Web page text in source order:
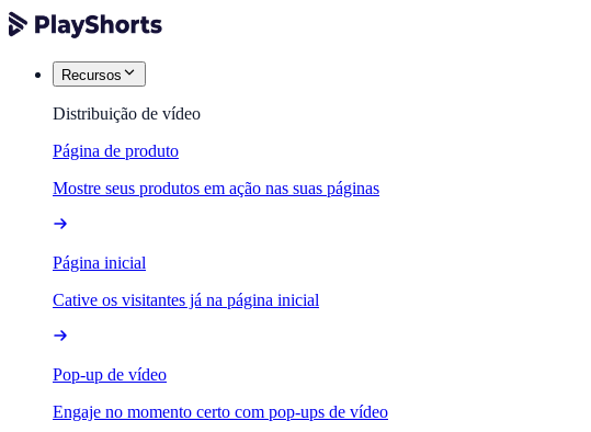
Recursos
Distribuição de vídeo
Página de produto
Mostre seus produtos em ação nas suas páginas
Página inicial
Cative os visitantes já na página inicial
Pop-up de vídeo
Engaje no momento certo com pop-ups de vídeo